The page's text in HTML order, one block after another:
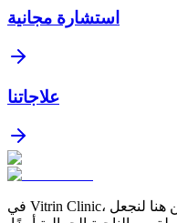
استشارة مجانية
علاجاتنا
في Vitrin Clinic، هدفنا بسيط وعميق في آنٍ واحد: نحن هنا لنجعل